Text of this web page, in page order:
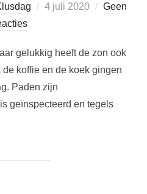
Geplaatst
4 juli 2020
Geen
gelukkig heeft de zon ook
koffie en de koek gingen
Paden zijn
geïnspecteerd en tegels